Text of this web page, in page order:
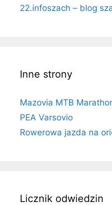
22.infoszach – blog
Inne strony
Mazovia MTB
PEA Varsovio
Rowerowa jazda na
Licznik odwiedzin